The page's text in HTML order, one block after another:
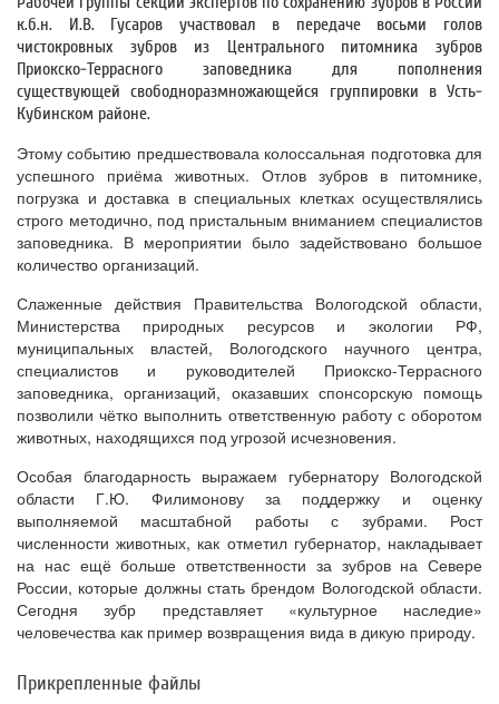
к.б.н. И.В. Гусаров участвовал в передаче восьми голов
чистокровных зубров из Центрального питомника зубров
Приокско-Террасного заповедника для пополнения
существующей свободноразмножающейся группировки в Усть-
Кубинском районе.
Этому событию предшествовала колоссальная подготовка для
успешного приёма животных. Отлов зубров в питомнике,
погрузка и доставка в специальных клетках осуществлялись
строго методично, под пристальным вниманием специалистов
заповедника. В мероприятии было задействовано большое
количество организаций.
Слаженные действия Правительства Вологодской области,
Министерства природных ресурсов и экологии РФ,
муниципальных властей, Вологодского научного центра,
специалистов и руководителей Приокско-Террасного
заповедника, организаций, оказавших спонсорскую помощь
позволили чётко выполнить ответственную работу с оборотом
животных, находящихся под угрозой исчезновения.
Особая благодарность выражаем губернатору Вологодской
области Г.Ю. Филимонову за поддержку и оценку
выполняемой масштабной работы с зубрами. Рост
численности животных, как отметил губернатор, накладывает
на нас ещё больше ответственности за зубров на Севере
России, которые должны стать брендом Вологодской области.
Сегодня зубр представляет «культурное наследие»
человечества как пример возвращения вида в дикую природу.
Прикрепленные файлы